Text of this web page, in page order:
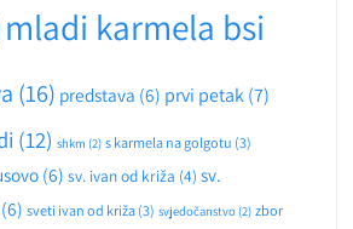
mladi karmela bsi
(16) predstava (6) prvi petak(7)
(12) shkm (2) s karmela na golgotu (3)
(6) sv. ivan od križa (4) sv.
(6) sveti ivan od križa(3) svjedočanstvo(2) zbor